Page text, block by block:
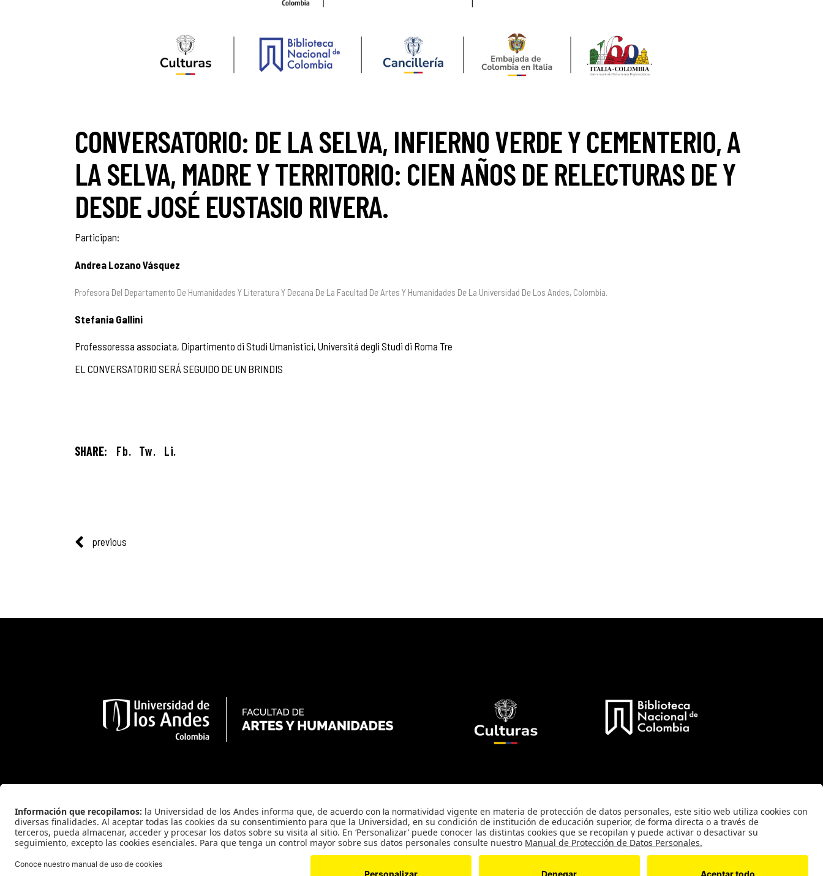
CONVERSATORIO: DE LA SELVA, INFIERNO VERDE Y CEMENTERIO, A
LA SELVA, MADRE Y TERRITORIO: CIEN AÑOS DE RELECTURAS DE Y
DESDE JOSÉ EUSTASIO RIVERA.
Participan:
Andrea Lozano Vásquez
Profesora Del Departamento De Humanidades Y Literatura Y Decana De La Facultad De Artes Y Humanidades De La Universidad De Los Andes, Colombia.
Stefania Gallini
Professoressa associata, Dipartimento di Studi Umanistici, Universitá degli Studi di Roma Tre
EL CONVERSATORIO SERÁ SEGUIDO DE UN BRINDIS
SHARE: Fb. Tw. Li.
previous